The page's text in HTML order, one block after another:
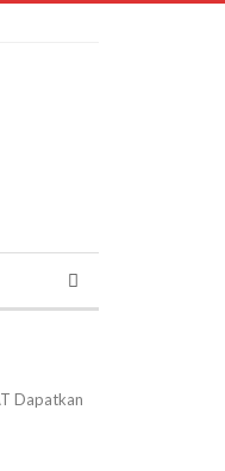
Dapatkan